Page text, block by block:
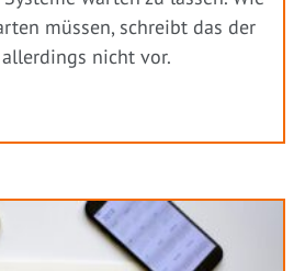
müssen, schreibt das der
nicht vor.